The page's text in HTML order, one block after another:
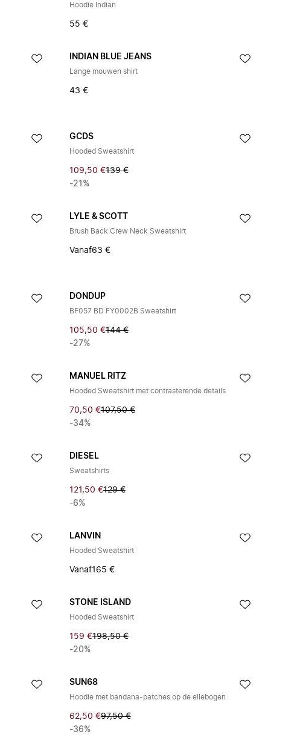
Hoodie Indian
55 €
INDIAN BLUE JEANS
Lange mouwen shirt
43 €
GCDS
Hooded Sweatshirt
109,50 €139 €
-21%
LYLE & SCOTT
Brush Back Crew Neck Sweatshirt
Vanaf63 €
DONDUP
BF057 BD FY0002B Sweatshirt
105,50 €144 €
-27%
MANUEL RITZ
Hooded Sweatshirt met contrasterende details
70,50 €107,50 €
-34%
DIESEL
Sweatshirts
121,50 €129 €
-6%
LANVIN
Hooded Sweatshirt
Vanaf165 €
STONE ISLAND
Hooded Sweatshirt
159 €198,50 €
-20%
SUN68
Hoodie met bandana-patches op de ellebogen
62,50 €97,50 €
-36%